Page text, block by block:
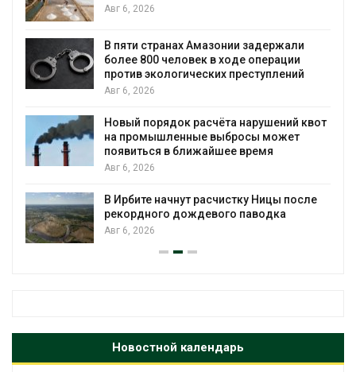
Авг 6, 2026
В пяти странах Амазонии задержали
более 800 человек в ходе операции
против экологических преступлений
Авг 6, 2026
Новый порядок расчёта нарушений квот
на промышленные выбросы может
появиться в ближайшее время
Авг 6, 2026
В Ирбите начнут расчистку Ницы после
рекордного дождевого паводка
Авг 6, 2026
Новостной календарь